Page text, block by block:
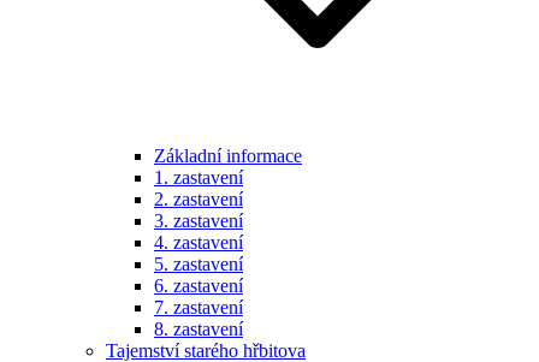
Základní informace
1. zastavení
2. zastavení
3. zastavení
4. zastavení
5. zastavení
6. zastavení
7. zastavení
8. zastavení
Tajemství starého hřbitova